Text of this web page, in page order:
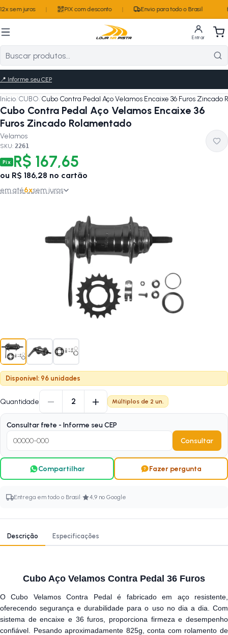
sem juros PIX com desconto Envio para todo o Brasil
Entrar
📍 Informe seu CEP
Início/CUBO/Cubo Contra Pedal Aço Velamos Encaixe 36 Furos Zincado
Cubo Contra Pedal Aço Velamos Encaixe 36
Furos Zincado Rolamentado
Velamos
SKU: 2261
Pix R$ 167,65
ou R$ 186,28 no cartão
em até6xsem juros
Disponível: 96 unidades
Quantidade − 2 + Múltiplos de 2 un.
Consultar frete - Informe seu CEP
Consultar
Compartilhar Fazer pergunta
Entrega em todo o Brasil · 4,9 no Google
Descrição Especificações
Cubo Aço Velamos Contra Pedal 36 Furos
O Cubo Velamos Contra Pedal é fabricado em aço resistente,
oferecendo segurança e durabilidade para o uso no dia a dia. Com
sistema de encaixe e 36 furos, proporciona firmeza e desempenho
confiável. Pesando aproximadamente 825g, conta com rolamento de